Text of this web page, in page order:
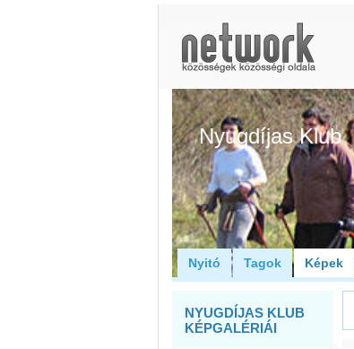
Nyugdíjas Klub
Nyitó Tagok Képek
NYUGDÍJAS KLUB
KÉPGALÉRIÁI